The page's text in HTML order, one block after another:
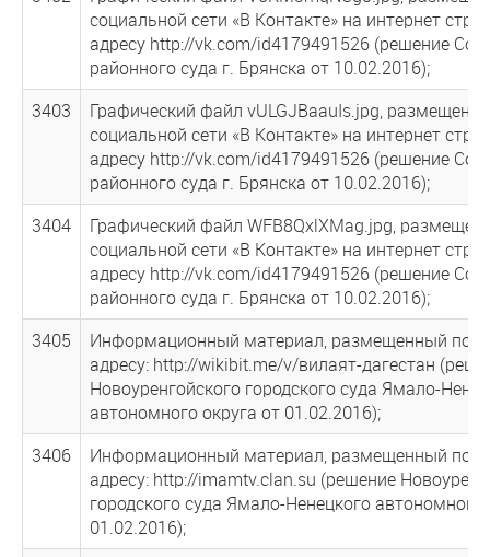
социальной сети «В Контакте» на интернет
адресу http://vk.com/id4179491526 (решение
районного суда г. Брянска от 10.02.2016);
3403
Графический файл vULGJBaauIs.jpg,
социальной сети «В Контакте» на интернет
адресу http://vk.com/id4179491526 (решение
районного суда г. Брянска от 10.02.2016);
3404
Графический файл WFB8QxlXMag.jpg,
социальной сети «В Контакте» на интернет
адресу http://vk.com/id4179491526 (решение
районного суда г. Брянска от 10.02.2016);
3405
Информационный материал, размещенный по
адресу: http://wikibit.me/v/вилаят-дагестан
Новоуренгойского городского суда Ямало-
автономного округа от 01.02.2016);
3406
Информационный материал, размещенный по
адресу: http://imamtv.clan.su (решение
городского суда Ямало-Ненецкого автономного
01.02.2016);